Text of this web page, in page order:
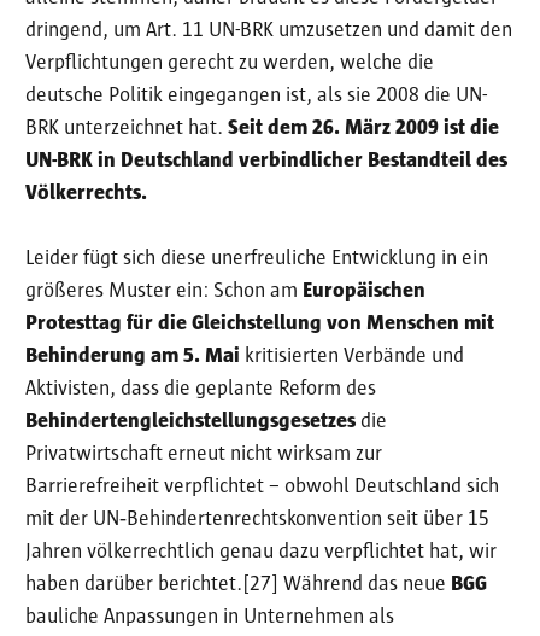
dringend, um Art. 11 UN-BRK umzusetzen und damit den
Verpflichtungen gerecht zu werden, welche die
deutsche Politik eingegangen ist, als sie 2008 die UN-
BRK unterzeichnet hat. Seit dem 26. März 2009 ist die
UN-BRK in Deutschland verbindlicher Bestandteil des
Völkerrechts.
Leider fügt sich diese unerfreuliche Entwicklung in ein
größeres Muster ein: Schon am Europäischen
Protesttag für die Gleichstellung von Menschen mit
Behinderung am 5. Mai kritisierten Verbände und
Aktivisten, dass die geplante Reform des
Behindertengleichstellungsgesetzes die
Privatwirtschaft erneut nicht wirksam zur
Barrierefreiheit verpflichtet – obwohl Deutschland sich
mit der UN‑Behindertenrechtskonvention seit über 15
Jahren völkerrechtlich genau dazu verpflichtet hat, wir
haben darüber berichtet.[27] Während das neue BGG
bauliche Anpassungen in Unternehmen als